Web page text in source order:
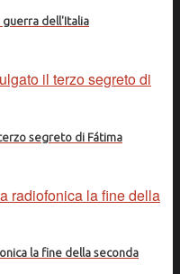
guerra dell'Italia
segreto di Fátima
la fine della seconda